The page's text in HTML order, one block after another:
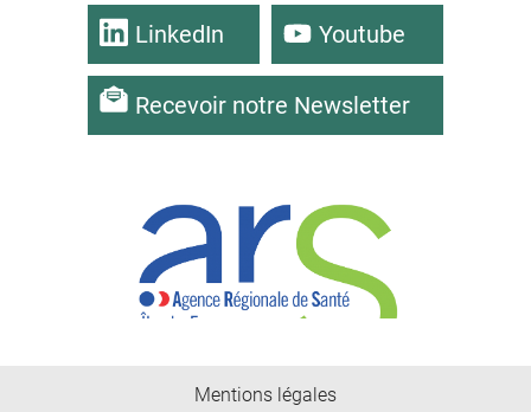
LinkedIn Youtube
Recevoir notre Newsletter
Mentions légales